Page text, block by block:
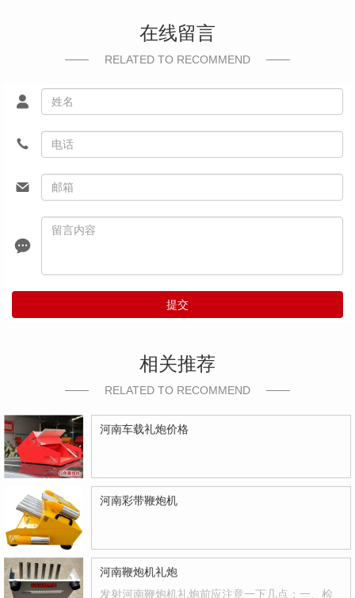
在线留言
RELATED TO RECOMMEND
提交
相关推荐
RELATED TO RECOMMEND
河南车载礼炮价格
河南彩带鞭炮机
河南鞭炮机礼炮
发射河南鞭炮机礼炮前应注意一下几点：一、检